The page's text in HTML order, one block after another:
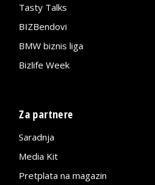
Tasty Talks
BIZBendovi
BMW biznis liga
Bizlife Week
Za partnere
Saradnja
Media Kit
Pretplata na magazin